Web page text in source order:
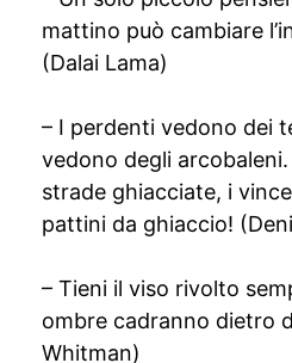
mattino può cambiare
(Dalai Lama)
– I perdenti vedono dei
vedono degli
strade ghiacciate, i
pattini da ghiaccio!
– Tieni il viso rivolto
ombre cadranno dietro
Whitman)